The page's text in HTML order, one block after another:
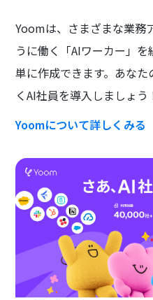
Yoomは、さまざまな業務
うに働く「AIワーカー」
単に作成できます。あな
くAI社員を導入しましょう
Yoomについて詳しくみる